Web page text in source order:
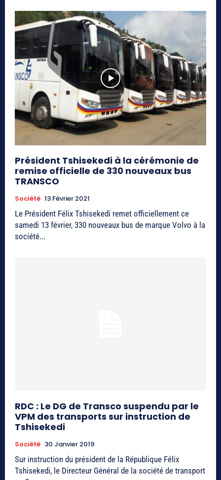
Président Tshisekedi à la cérémonie de
remise officielle de 330 nouveaux bus
TRANSCO
Société 13 Février 2021
Le Président Félix Tshisekedi remet officiellement ce
samedi 13 février, 330 nouveaux bus de marque Volvo à la
société...
RDC : Le DG de Transco suspendu par le
VPM des transports sur instruction de
Tshisekedi
Société 30 Janvier 2019
Sur instruction du président de la République Félix
Tshisekedi, le Directeur Général de la société de transport